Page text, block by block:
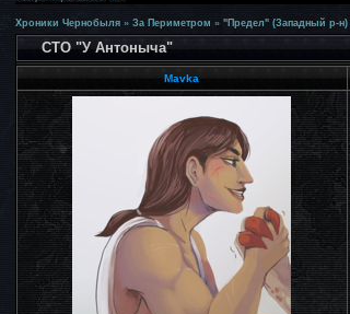
Хроники Чернобыля » За Периметром » "Предел" (Западный р-н)
СТО "У Антоныча"
Mavka